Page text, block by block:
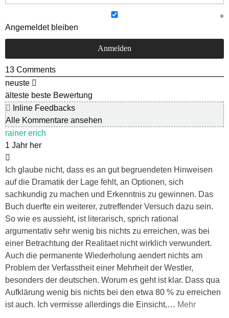
Angemeldet bleiben
13 Comments
neuste
älteste beste Bewertung
Inline Feedbacks
Alle Kommentare ansehen
rainer erich
1 Jahr her
Ich glaube nicht, dass es an gut begruendeten Hinweisen
auf die Dramatik der Lage fehlt, an Optionen, sich
sachkundig zu machen und Erkenntnis zu gewinnen. Das
Buch duerfte ein weiterer, zutreffender Versuch dazu sein.
So wie es aussieht, ist literarisch, sprich rational
argumentativ sehr wenig bis nichts zu erreichen, was bei
einer Betrachtung der Realitaet nicht wirklich verwundert.
Auch die permanente Wiederholung aendert nichts am
Problem der Verfasstheit einer Mehrheit der Westler,
besonders der deutschen. Worum es geht ist klar. Dass qua
Aufklärung wenig bis nichts bei den etwa 80 % zu erreichen
ist auch. Ich vermisse allerdings die Einsicht,… Mehr